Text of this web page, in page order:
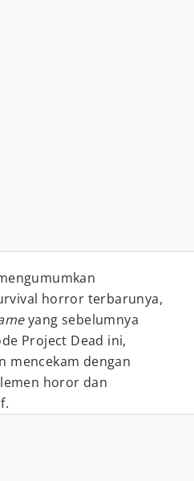
horror terbarunya,
yang sebelumnya
Project Dead ini,
mencekam dengan
horor dan